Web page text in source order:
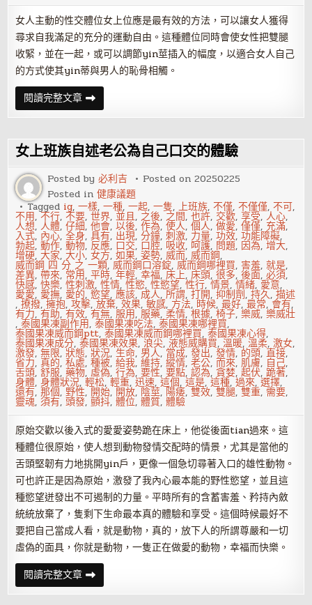
女人主動的性交體位女上位應是最有效的方法，可以讓女人獲得
尋求自我滿足的充分的運動自由。這種體位同時會使女性把雙腿
收緊，並在一起，或可以調節yin莖插入的幅度，以適合女人自己
的方式使其yin蒂與男人的恥骨相觸。
閱讀完整文章超
級
實
的
做
愛
方
法
與
時
刻
表
女上班族自述老公為自己口交的體驗
Posted by必利吉 Posted on20250225
Posted in健康議題
Tagged ig,一樣,一種,一起,一隻,上班族,不僅,不僅僅,不可,
不用,不行,不要,世界,並且, 之後, 之間,也許, 交歡,享受,人心,
人想,人體,仔細,他會,以後,作為,使人,個人,做愛,僅僅, 充滿,
入式, 內心,全身,具有, 出現,分鐘,刺激, 力量,功效,功能障礙,
勃起,動作,動物, 反應, 口交, 口腔, 吸收, 呵護, 問題, 因為,增大,
增硬,大家,大小,女方,如果,姿勢,威而,威而鋼,
威而鋼 四 分 之 一顆,威而鋼口溶錠,威而鋼哪裡買,害羞,就是,
差異,帶來, 常用,平時,年輕,幸福,床上,床頭,很多,後面,必須,
快感,快樂,性刺激,性情,性慾,性慾望,性行,情景,情緒, 愛意,
愛愛, 愛撫, 愛的,慾望,應該,成人,所謂,打開,抑制劑,持久,描述
,撩撥,擁抱,攻擊,放棄,效果,敏感, 方法, 時候,最好,最常, 會有,
有力,有助,有效,有無,服用,服藥,柔情,根據,椅子,樂威,樂威壯
,泰國果凍副作用,泰國果凍吃法,泰國果凍哪裡買,
泰國果凍威而鋼ptt,泰國果凍威而鋼哪裡買,泰國果凍心得,
泰國果凍成分,泰國果凍效果,浪尖,液態威購買,溫暖,溫柔,激女,
激發,無限,狀態,狀況,生命, 男人, 當成,發出,發情, 的頭,直接,
省力,真的,私處,種被,給我,維持,縱情,老公,而來,肌膚, 自己,
舌頭,舒服,藥物,虛偽,行為,要性,要點,認為,貪婪,起伏,跪著,
身體,身體狀況,輕松,輕重,迅速,這個,這是,這種,過來,選擇,
還有,那個,野性, 開始, 開放, 陰莖, 陽痿,雙效,雙腿,雙重,需要,
靈魂,須有,頭發,顫抖,體位,體質,體驗
原始交歡以後入式的愛愛姿勢跪在床上，他從後面tian過來。這
種體位很原始，使人想到動物發情交配時的情景，尤其是當他的
舌頭堅韌有力地挑開yin戶，更像一個急切尋著入口的雄性動物。
可也許正是因為原始，激發了我內心最本能的野性慾望，並且這
種慾望迸發出不可遏制的力量。平時所有的含蓄害羞、矜持內斂
統統放棄了，隻剩下生命最本真的體驗和享受。這個時候最好不
要把自己當成人看，就是動物，真的，放下人的所謂尊嚴和一切
虛偽的面具，你就是動物，一隻正在做愛的動物，幸福而快樂。
閱讀完整文章女
上
班